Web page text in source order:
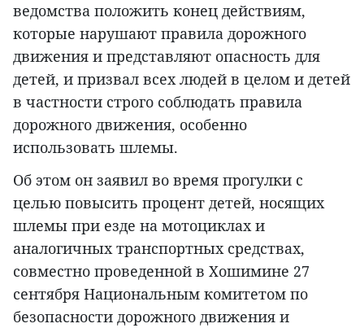
ведомства положить конец действиям,
которые нарушают правила дорожного
движения и представляют опасность для
детей, и призвал всех людей в целом и детей
в частности строго соблюдать правила
дорожного движения, особенно
использовать шлемы.
Об этом он заявил во время прогулки с
целью повысить процент детей, носящих
шлемы при езде на мотоциклах и
аналогичных транспортных средствах,
совместно проведенной в Хошимине 27
сентября Национальным комитетом по
безопасности дорожного движения и